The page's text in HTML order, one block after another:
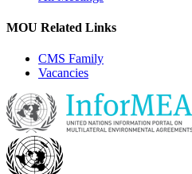
MOU Related Links
CMS Family
Vacancies